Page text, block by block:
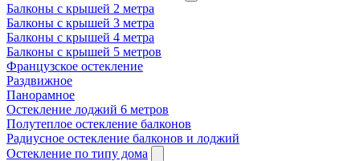
Балконы с крышей 2 метра
Балконы с крышей 3 метра
Балконы с крышей 4 метра
Балконы с крышей 5 метров
Французское остекление
Раздвижное
Панорамное
Остекление лоджий 6 метров
Полутеплое остекление балконов
Радиусное остекление балконов и лоджий
Остекление по типу дома